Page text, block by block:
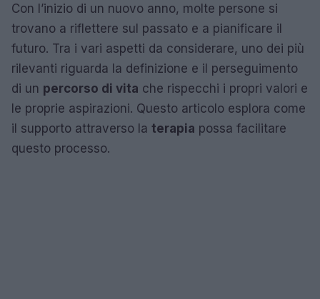
Con l’inizio di un nuovo anno, molte persone si
trovano a riflettere sul passato e a pianificare il
futuro. Tra i vari aspetti da considerare, uno dei più
rilevanti riguarda la definizione e il perseguimento
di un percorso di vita che rispecchi i propri valori e
le proprie aspirazioni. Questo articolo esplora come
il supporto attraverso la terapia possa facilitare
questo processo.